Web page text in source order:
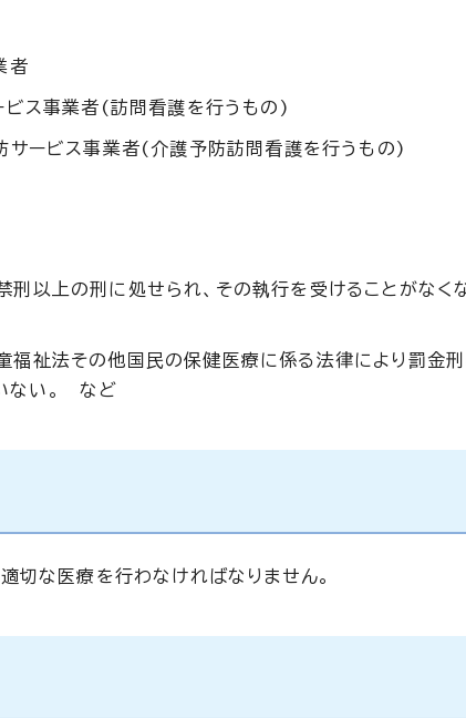
者
ス事業者(訪問看護を行うもの)
ービス事業者(介護予防訪問看護を行うもの)
以上の刑に処せられ、その執行を受けることがなく
祉法その他国民の保健医療に係る法律により罰金刑
ない。 など
切な医療を行わなければなりません。